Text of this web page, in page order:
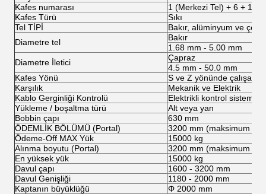
Kafes numarası
1 (Merkezi Tel) + 6 + 12
Kafes Türü
Sıkı
Tel TİPİ
Bakır, alüminyum ve çelik
Diametre tel
Bakır
1.68 mm - 5.00 mm
Diametre İletici
Çapraz
4.5 mm - 50.0 mm
Kafes Yönü
S ve Z yönünde çalışabilir.
Karşılık
Mekanik ve Elektrik
Kablo Gerginliği Kontrolü
Elektrikli kontrol sistemi
Yükleme / boşaltma türü
Alt veya yan
Bobbin çapı
630 mm
ÖDEMLİK BÖLÜMÜ (Portal)
3200 mm (maksimum
Ödeme-Off MAX Yük
15000 kg
Alınma boyutu (Portal)
3200 mm (maksimum
En yüksek yük
15000 kg
Davul çapı
1600 - 3200 mm
Davul Genişliği
1180 - 2000 mm
Kaptanın büyüklüğü
Φ 2000 mm